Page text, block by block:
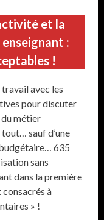
et la
:
!
avec les
pour discuter
métier
sauf d’une
635
sans
dans la première
à
» !